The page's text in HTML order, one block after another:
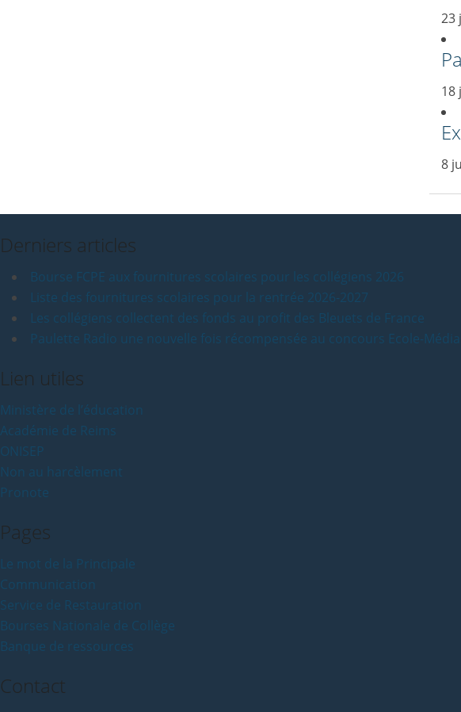
23
18
8
Derniers articles
Bourse FCPE aux fournitures scolaires pour les collégiens 2026
Liste des fournitures scolaires pour la rentrée 2026-2027
Les collégiens collectent des fonds au profit des Bleuets de France
Paulette Radio une nouvelle fois récompensée au concours Ecole-
Lien utiles
Ministère de l’éducation
Académie de Reims
ONISEP
Non au harcèlement
Pronote
Pages
Le mot de la Principale
Communication
Service de Restauration
Bourses Nationale de Collège
Banque de ressources
Contact